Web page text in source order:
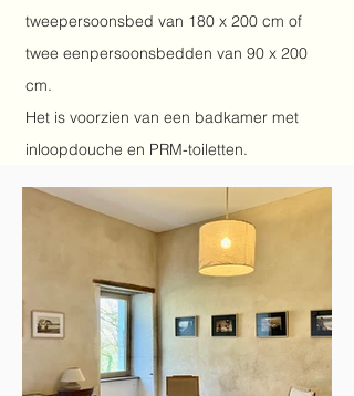
tweepersoonsbed van 180 x 200 cm of
twee eenpersoonsbedden van 90 x 200
cm.
Het is voorzien van een badkamer met
inloopdouche en PRM-toiletten.